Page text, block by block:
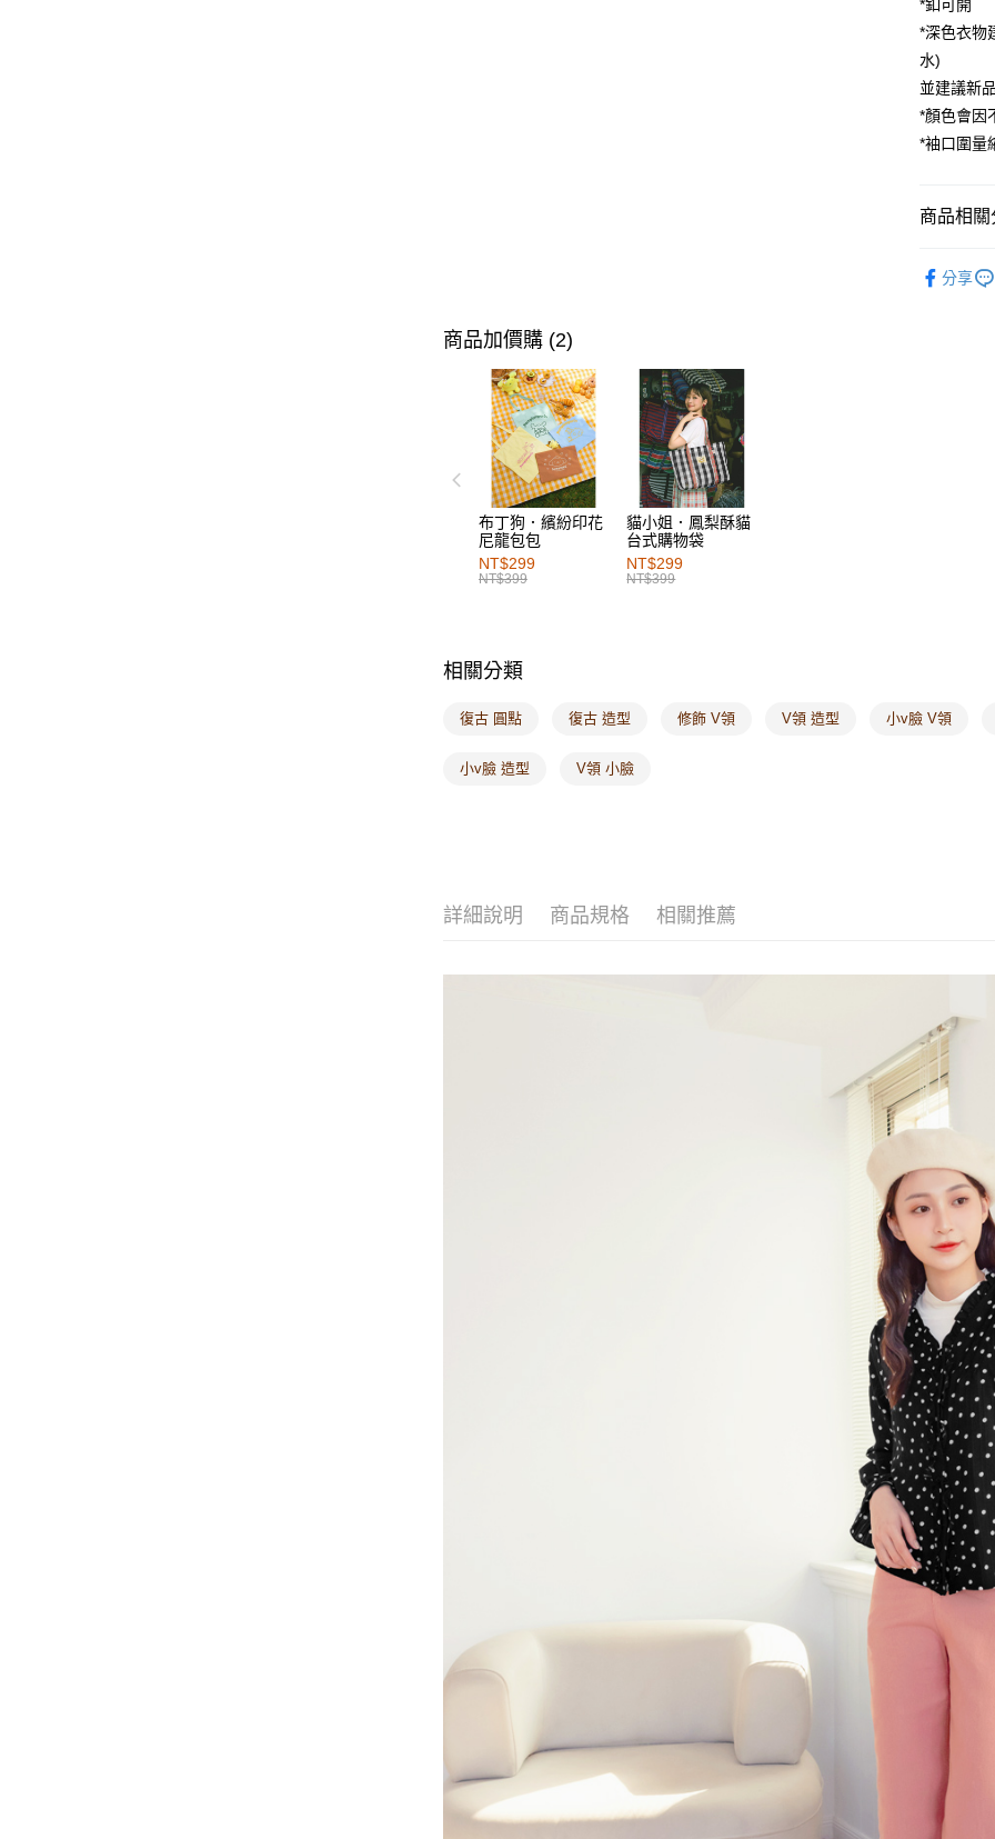
運送方式
全家取貨
每筆
付款後全
每筆
每筆
每筆
*釦可開
*深色衣物
水)
並建議新
*顏色會因
*袖口圍量
商品相關
分享
商品加價購 (2)
布丁狗．繽紛印花
尼龍包包
NT$299
NT$399
貓小姐．鳳梨酥貓
台式購物袋
NT$299
NT$399
相關分類
復古 圓點 復古 造型 修飾 V領 V領 造型 小v臉 V領
小v臉 造型 V領 小臉
詳細說明 商品規格 相關推薦